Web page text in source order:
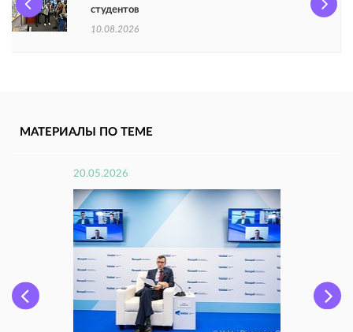
студентов
10.08.2026
МАТЕРИАЛЫ ПО ТЕМЕ
20.05.2026